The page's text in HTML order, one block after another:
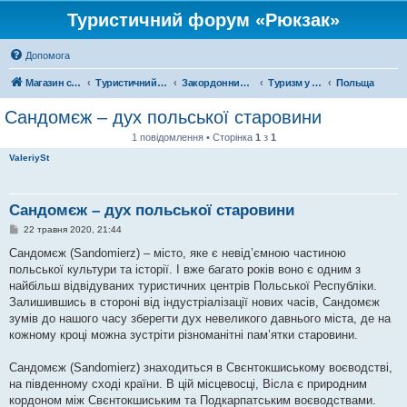
Туристичний форум «Рюкзак»
Допомога
Магазин спорядження Туристичний форум «Рюкзак» Закордонний туризм Туризм у Європі Польща
Сандомєж – дух польської старовини
1 повідомлення • Сторінка 1 з 1
ValeriySt
Сандомєж – дух польської старовини
П
в
д
о
л
е
н
22 травня 2020, 21:44
Сандомєж (Sandomierz) – місто, яке є невід’ємною частиною
польської культури та історії. І вже багато років воно є одним з
найбільш відвідуваних туристичних центрів Польської Республіки.
Залишившись в стороні від індустріалізації нових часів, Сандомєж
зумів до нашого часу зберегти дух невеликого давнього міста, де на
кожному кроці можна зустріти різноманітні пам’ятки старовини.
Сандомєж (Sandomierz) знаходиться в Свєнтокшиському воєводстві,
на південному сході країни. В цій місцевосці, Вісла є природним
кордоном між Свєнтокшиським та Подкарпатським воєводствами.